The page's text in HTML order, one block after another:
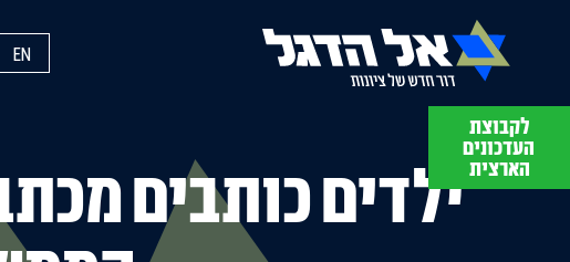
תסבירו לי
עם מתן יפה
לקבוצת
העדכונים
הארצית
EN
ילדים כותבים